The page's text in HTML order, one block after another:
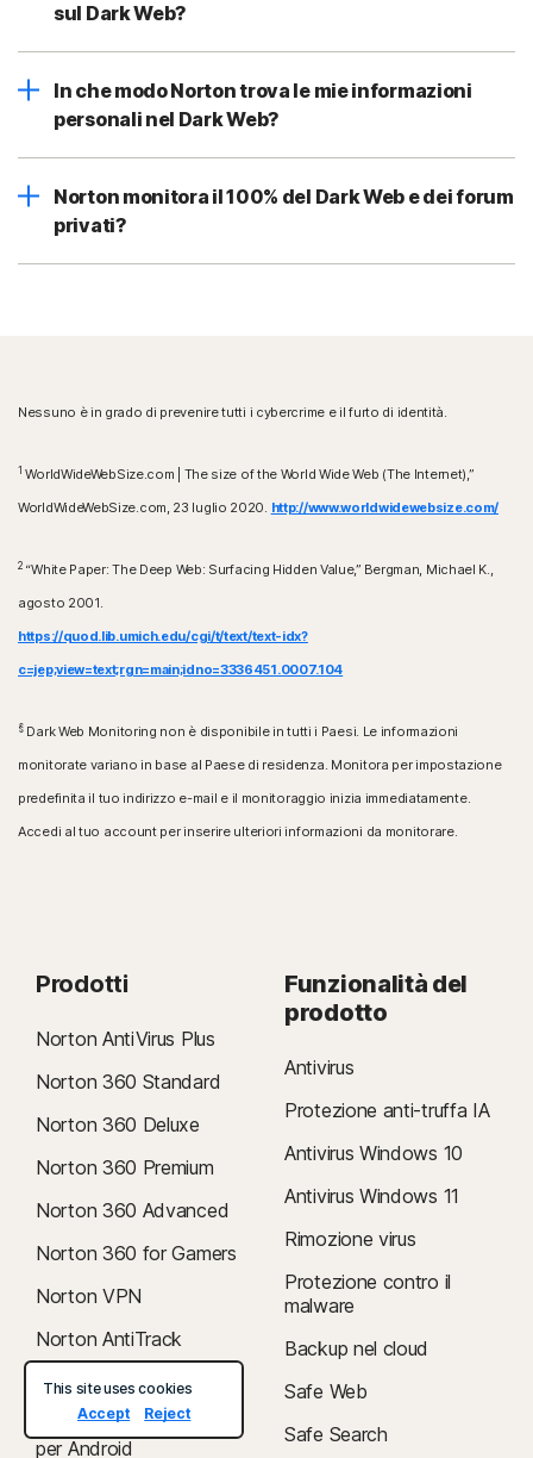
sul Dark Web?
In che modo Norton trova le mie informazioni
personali nel Dark Web?
Norton monitora il 100% del Dark Web e dei forum
privati?
Nessuno è in grado di prevenire tutti i cybercrime e il furto di identità.
1 WorldWideWebSize.com | The size of the World Wide Web (The Internet),”
WorldWideWebSize.com, 23 luglio 2020. http://www.worldwidewebsize.com/
2 “White Paper: The Deep Web: Surfacing Hidden Value,” Bergman, Michael K.,
agosto 2001.
https://quod.lib.umich.edu/cgi/t/text/text-idx?
c=jep;view=text;rgn=main;idno=3336451.0007.104
§Dark Web Monitoring non è disponibile in tutti i Paesi. Le informazioni
monitorate variano in base al Paese di residenza. Monitora per impostazione
predefinita il tuo indirizzo e-mail e il monitoraggio inizia immediatamente.
Accedi al tuo account per inserire ulteriori informazioni da monitorare.
Prodotti
Norton AntiVirus Plus
Norton 360 Standard
Norton 360 Deluxe
Norton 360 Premium
Norton 360 Advanced
Norton 360 for Gamers
Norton VPN
Norton AntiTrack
Norton Family
Norton Mobile Security
per Android
Funzionalità del
prodotto
Antivirus
Protezione anti-truffa IA
Antivirus Windows 10
Antivirus Windows 11
Rimozione virus
Protezione contro il
malware
Backup nel cloud
Safe Web
Safe Search
This site uses cookies
Accept
Reject